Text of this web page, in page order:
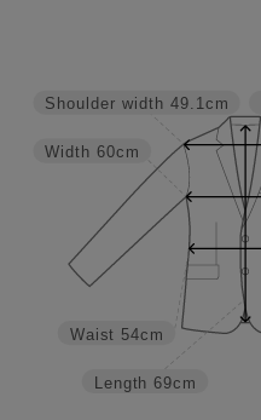
Length 69cm
Waist 54cm
Width 60cm
Shoulder width 49.1cm